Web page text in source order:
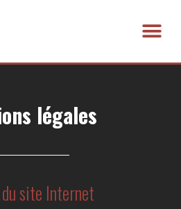
légales
site Internet